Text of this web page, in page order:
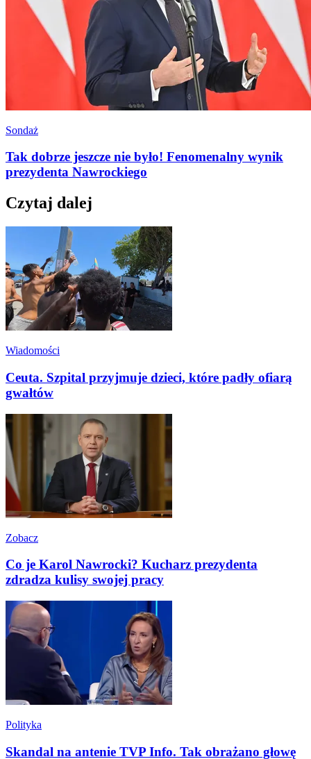
Sondaż
Tak dobrze jeszcze nie było! Fenomenalny wynik
prezydenta Nawrockiego
Czytaj dalej
Wiadomości
Ceuta. Szpital przyjmuje dzieci, które padły ofiarą
gwałtów
Zobacz
Co je Karol Nawrocki? Kucharz prezydenta
zdradza kulisy swojej pracy
Polityka
Skandal na antenie TVP Info. Tak obrażano głowę